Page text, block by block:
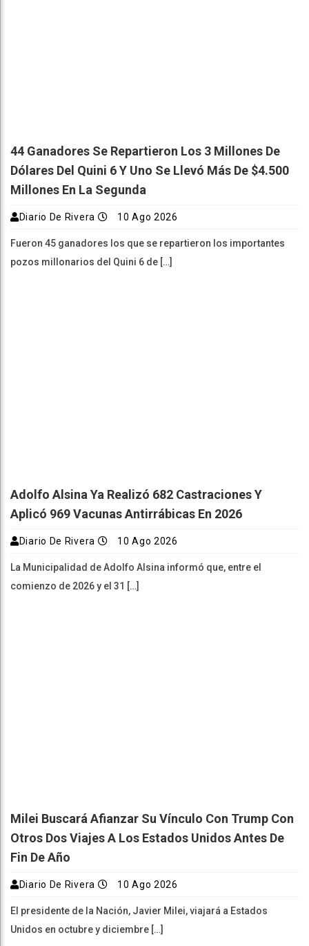
44 Ganadores Se Repartieron Los 3 Millones De
Dólares Del Quini 6 Y Uno Se Llevó Más De $4.500
Millones En La Segunda
Diario De Rivera 10 Ago 2026
Fueron 45 ganadores los que se repartieron los importantes
pozos millonarios del Quini 6 de […]
Adolfo Alsina Ya Realizó 682 Castraciones Y
Aplicó 969 Vacunas Antirrábicas En 2026
Diario De Rivera 10 Ago 2026
La Municipalidad de Adolfo Alsina informó que, entre el
comienzo de 2026 y el 31 […]
Milei Buscará Afianzar Su Vínculo Con Trump Con
Otros Dos Viajes A Los Estados Unidos Antes De
Fin De Año
Diario De Rivera 10 Ago 2026
El presidente de la Nación, Javier Milei, viajará a Estados
Unidos en octubre y diciembre […]